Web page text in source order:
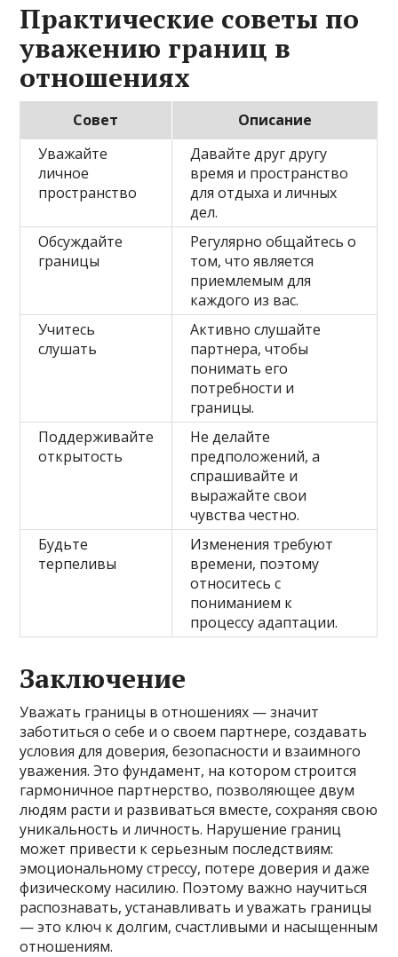
Практические советы по
уважению границ в
отношениях
Совет
Описание
Уважайте
личное
пространство
Давайте друг другу
время и пространство
для отдыха и личных
дел.
Обсуждайте
границы
Регулярно общайтесь о
том, что является
приемлемым для
каждого из вас.
Учитесь
слушать
Активно слушайте
партнера, чтобы
понимать его
потребности и
границы.
Поддерживайте
открытость
Не делайте
предположений, а
спрашивайте и
выражайте свои
чувства честно.
Будьте
терпеливы
Изменения требуют
времени, поэтому
относитесь с
пониманием к
процессу адаптации.
Заключение
Уважать границы в отношениях — значит
заботиться о себе и о своем партнере, создавать
условия для доверия, безопасности и взаимного
уважения. Это фундамент, на котором строится
гармоничное партнерство, позволяющее двум
людям расти и развиваться вместе, сохраняя свою
уникальность и личность. Нарушение границ
может привести к серьезным последствиям:
эмоциональному стрессу, потере доверия и даже
физическому насилию. Поэтому важно научиться
распознавать, устанавливать и уважать границы
— это ключ к долгим, счастливыми и насыщенным
отношениям.